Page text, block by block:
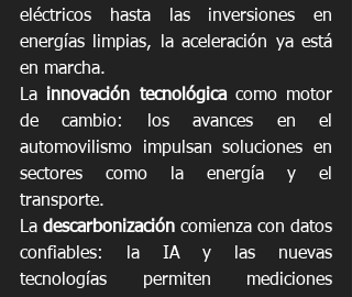
eléctricos hasta las inversiones en
energías limpias, la aceleración ya está
en marcha.
La innovación tecnológica como motor
de cambio: los avances en el
automovilismo impulsan soluciones en
sectores como la energía y el
transporte.
La descarbonización comienza con datos
confiables: la IA y las nuevas
tecnologías permiten mediciones